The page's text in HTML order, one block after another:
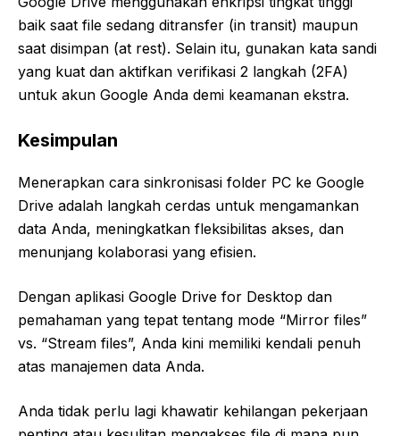
baik saat file sedang ditransfer (in transit) maupun
saat disimpan (at rest). Selain itu, gunakan kata sandi
yang kuat dan aktifkan verifikasi 2 langkah (2FA)
untuk akun Google Anda demi keamanan ekstra.
Kesimpulan
Menerapkan cara sinkronisasi folder PC ke Google
Drive adalah langkah cerdas untuk mengamankan
data Anda, meningkatkan fleksibilitas akses, dan
menunjang kolaborasi yang efisien.
Dengan aplikasi Google Drive for Desktop dan
pemahaman yang tepat tentang mode “Mirror files”
vs. “Stream files”, Anda kini memiliki kendali penuh
atas manajemen data Anda.
Anda tidak perlu lagi khawatir kehilangan pekerjaan